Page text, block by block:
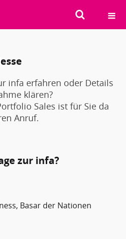
infa erfahren oder Details
klären?
Sales ist für Sie da
Anruf.
zur infa?
Basar der Nationen